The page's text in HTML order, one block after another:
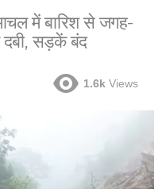
में बारिश से जगह-
दबी, सड़कें बंद
1.6k Views